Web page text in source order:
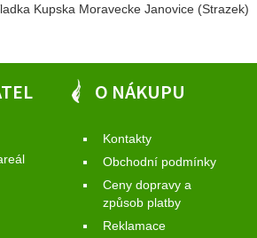
Kupska Moravecke Janovice (Strazek)
O NÁKUPU
Kontakty
Obchodní podmínky
Ceny dopravy a
způsob platby
Reklamace